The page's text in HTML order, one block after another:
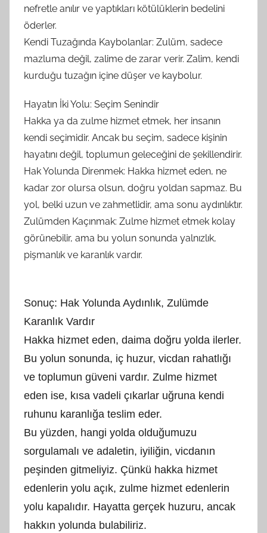
nefretle anılır ve yaptıkları kötülüklerin bedelini
öderler.
Kendi Tuzağında Kaybolanlar: Zulüm, sadece
mazluma değil, zalime de zarar verir. Zalim, kendi
kurduğu tuzağın içine düşer ve kaybolur.
Hayatın İki Yolu: Seçim Senindir
Hakka ya da zulme hizmet etmek, her insanın
kendi seçimidir. Ancak bu seçim, sadece kişinin
hayatını değil, toplumun geleceğini de şekillendirir.
Hak Yolunda Direnmek: Hakka hizmet eden, ne
kadar zor olursa olsun, doğru yoldan sapmaz. Bu
yol, belki uzun ve zahmetlidir, ama sonu aydınlıktır.
Zulümden Kaçınmak: Zulme hizmet etmek kolay
görünebilir, ama bu yolun sonunda yalnızlık,
pişmanlık ve karanlık vardır.
Sonuç: Hak Yolunda Aydınlık, Zulümde
Karanlık Vardır
Hakka hizmet eden, daima doğru yolda ilerler.
Bu yolun sonunda, iç huzur, vicdan rahatlığı
ve toplumun güveni vardır. Zulme hizmet
eden ise, kısa vadeli çıkarlar uğruna kendi
ruhunu karanlığa teslim eder.
Bu yüzden, hangi yolda olduğumuzu
sorgulamalı ve adaletin, iyiliğin, vicdanın
peşinden gitmeliyiz. Çünkü hakka hizmet
edenlerin yolu açık, zulme hizmet edenlerin
yolu kapalıdır. Hayatta gerçek huzuru, ancak
hakkın yolunda bulabiliriz.